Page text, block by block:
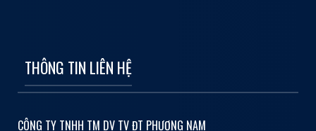
THÔNG TIN LIÊN HỆ
CÔNG TY TNHH TM DV TV ĐT PHƯƠNG NAM